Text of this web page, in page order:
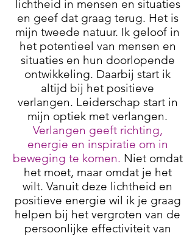
lichtheid in mensen en situaties
en geef dat graag terug. Het is
mijn tweede natuur. Ik geloof in
het potentieel van mensen en
situaties en hun doorlopende
ontwikkeling. Daarbij start ik
altijd bij het positieve
verlangen. Leiderschap start in
mijn optiek met verlangen.
Verlangen geeft richting,
energie en inspiratie om in
beweging te komen. Niet omdat
het moet, maar omdat je het
wilt. Vanuit deze lichtheid en
positieve energie wil ik je graag
helpen bij het vergroten van de
persoonlijke effectiviteit van